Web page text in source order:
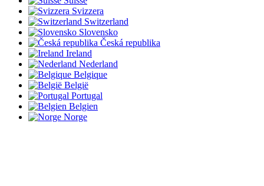
Svizzera
Switzerland
Slovensko
Česká republika
Ireland
Nederland
Belgique
België
Portugal
Belgien
Norge